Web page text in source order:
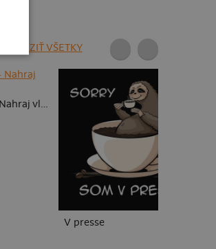
ZOBRAZIŤ VŠETKY
Detské kresby - Nahraj vlastnú
V presse